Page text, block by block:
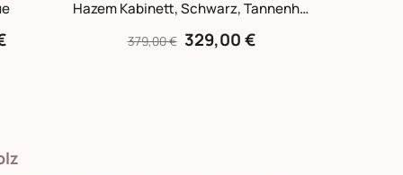
Hazem Kabinett, Schwarz, Tannenholz
379,00 € 329,00 €